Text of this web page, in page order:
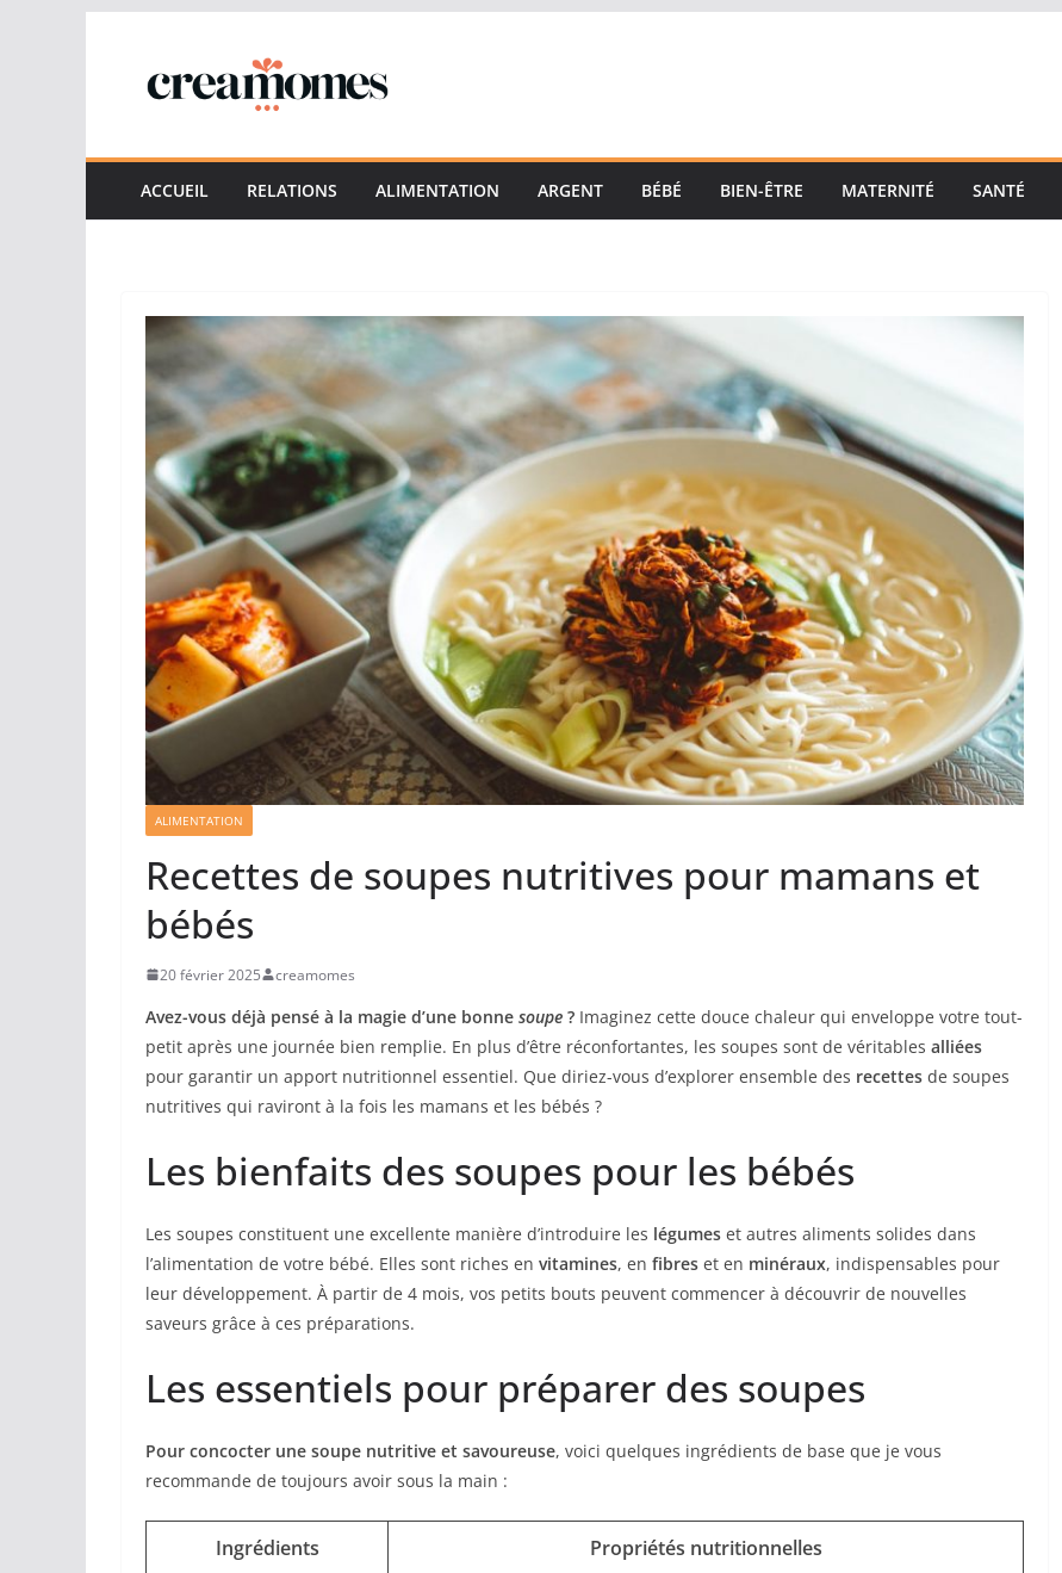
contenu
ACCUEIL RELATIONS ALIMENTATION ARGENT BÉBÉ BIEN-ÊTRE MATERNITÉ SANTÉ
ALIMENTATION
Recettes de soupes nutritives pour mamans et
bébés
20 février 2025 creamomes
Avez-vous déjà pensé à la magie d’une bonne soupe ? Imaginez cette douce chaleur qui enveloppe votre tout-
petit après une journée bien remplie. En plus d’être réconfortantes, les soupes sont de véritables alliées
pour garantir un apport nutritionnel essentiel. Que diriez-vous d’explorer ensemble des recettes de soupes
nutritives qui raviront à la fois les mamans et les bébés ?
Les bienfaits des soupes pour les bébés
Les soupes constituent une excellente manière d’introduire les légumes et autres aliments solides dans
l’alimentation de votre bébé. Elles sont riches en vitamines, en fibres et en minéraux, indispensables pour
leur développement. À partir de 4 mois, vos petits bouts peuvent commencer à découvrir de nouvelles
saveurs grâce à ces préparations.
Les essentiels pour préparer des soupes
Pour concocter une soupe nutritive et savoureuse, voici quelques ingrédients de base que je vous
recommande de toujours avoir sous la main :
Ingrédients Propriétés nutritionnelles